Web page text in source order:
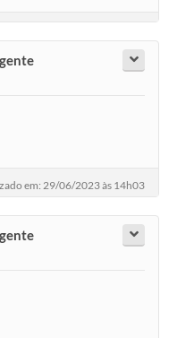
em: 29/06/2023 às 14h03